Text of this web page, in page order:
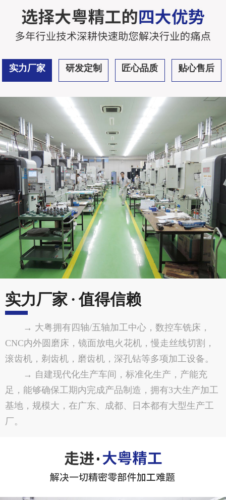
实力厂家 研发定制 匠心品质 贴心售后
实力厂家 · 值得信赖
→ 大粤拥有四轴/五轴加工中心，数控车铣床，
CNC内外圆磨床，镜面放电火花机，慢走丝线切割，
滚齿机，剃齿机，磨齿机，深孔钻等多项加工设备。
→ 自建现代化生产车间，标准化生产，产能充
足，能够确保工期内完成产品制造，拥有3大生产加工
基地，规模大，在广东、成都、日本都有大型生产工
厂。